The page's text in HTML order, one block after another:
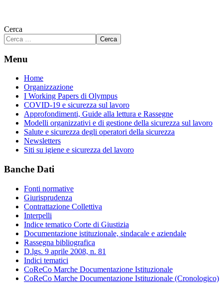
Cerca
Cerca
Menu
Home
Organizzazione
I Working Papers di Olympus
COVID-19 e sicurezza sul lavoro
Approfondimenti, Guide alla lettura e Rassegne
Modelli organizzativi e di gestione della sicurezza sul lavoro
Salute e sicurezza degli operatori della sicurezza
Newsletters
Siti su igiene e sicurezza del lavoro
Banche Dati
Fonti normative
Giurisprudenza
Contrattazione Collettiva
Interpelli
Indice tematico Corte di Giustizia
Documentazione istituzionale, sindacale e aziendale
Rassegna bibliografica
D.lgs. 9 aprile 2008, n. 81
Indici tematici
CoReCo Marche Documentazione Istituzionale
CoReCo Marche Documentazione Istituzionale (Cronologico)